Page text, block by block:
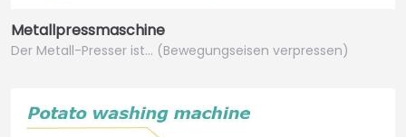
Metallpressmaschine
Der Metall-Presser ist… (Bewegungseisen verpressen)